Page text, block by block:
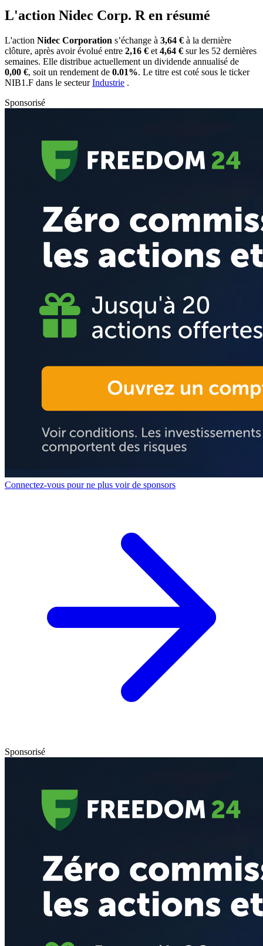
L'action Nidec Corp. R en résumé
L'action Nidec Corporation s’échange à 3,64 € à la dernière
clôture, après avoir évolué entre 2,16 € et 4,64 € sur les 52 dernières
semaines. Elle distribue actuellement un dividende annualisé de
0,00 €, soit un rendement de 0.01%. Le titre est coté sous le ticker
NIB1.F dans le secteurIndustrie .
Sponsorisé
Connectez-vous pour ne plus voir de sponsors
Sponsorisé